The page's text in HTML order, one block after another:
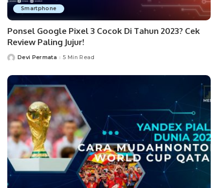
Smartphone
Ponsel Google Pixel 3 Cocok Di Tahun 2023? Cek
Review Paling Jujur!
PostedDevi Permata 5 Min Read